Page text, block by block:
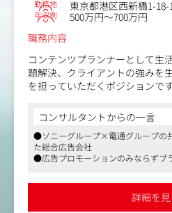
勤務地 東京都港区西新橋1-
年収例
500万円～700万円
職務内容
コンテンツプランナーとして生
題解決、クライアントの強みを
を担っていただくポジションです
動画、SNS、Web、アプリとい
はじめ、イベントやグラフィッ
どコンテンツと呼ばれるものを
合わせて、コンテンツを起点に
ドな企画力を発揮していただく
新しいエンターテインメントや
がら、感情の核心を突くコンテ
コンサルタントからの一言
●ソニーグループ×電通グループの
た総合広告会社
●広告プロモーションのみならずブ
詳細を見